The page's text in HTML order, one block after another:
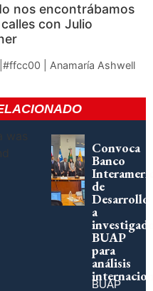
nos encontrábamos
con Julio
| Anamaría Ashwell
Convoca
Banco
de
Desarrollo
a
BUAP
para
análisis
BUAP